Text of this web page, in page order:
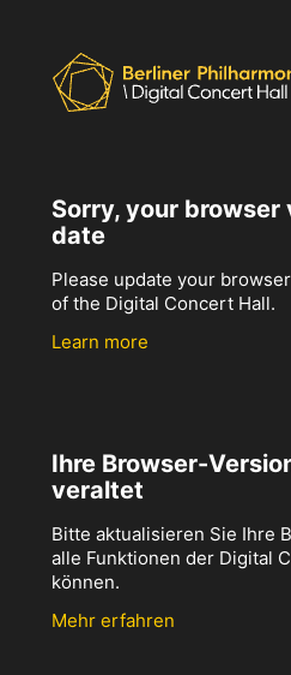
Sorry, your browser
date
Please update your
of the Digital Concert Hall.
Learn more
Ihre Browser-
veraltet
Bitte aktualisieren Sie Ihre
alle Funktionen der Digital
können.
Mehr erfahren